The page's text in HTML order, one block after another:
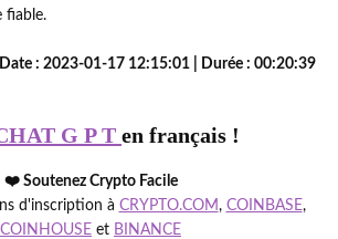
fiable.
| Date : 2023-01-17 12:15:01 | Durée : 00:20:39
G P T en français !
❤️ Soutenez Crypto Facile
d'inscription à CRYPTO.COM, COINBASE,
COINHOUSE et BINANCE